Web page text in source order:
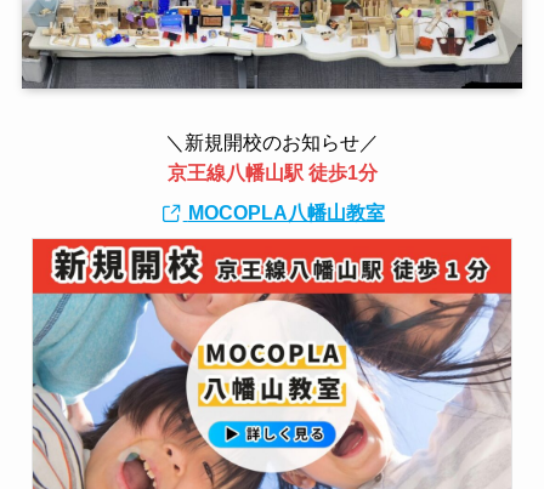
＼新規開校のお知らせ／
京王線八幡山駅 徒歩1分
MOCOPLA八幡山教室